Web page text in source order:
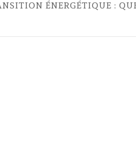
ÉNERGÉTIQUE :